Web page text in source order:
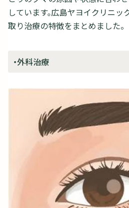
しています。広島ヤヨイクリニ
取り治療の特徴をまとめました。
・外科治療